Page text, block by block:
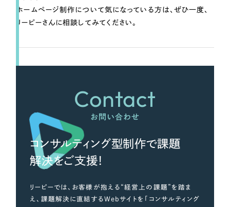
ホームページ制作について気になっている方は、ぜひ一度、
リーピーさんに相談してみてください。
Contact
お問い合わせ
コンサルティング型制作で課題
解決をご支援！
リーピーでは、お客様が抱える“経営上の課題”を踏ま
え、課題解決に直結するWebサイトを「コンサルティング